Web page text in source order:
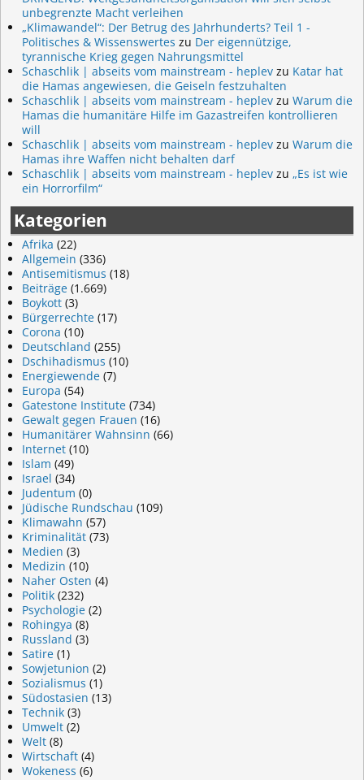
unbegrenzte Macht verleihen
„Klimawandel“: Der Betrug des Jahrhunderts? Teil 1 -
Politisches & Wissenswertes zu Der eigennützige,
tyrannische Krieg gegen Nahrungsmittel
Schaschlik | abseits vom mainstream - heplev zu Katar hat
die Hamas angewiesen, die Geiseln festzuhalten
Schaschlik | abseits vom mainstream - heplev zu Warum die
Hamas die humanitäre Hilfe im Gazastreifen kontrollieren
will
Schaschlik | abseits vom mainstream - heplev zu Warum die
Hamas ihre Waffen nicht behalten darf
Schaschlik | abseits vom mainstream - heplev zu „Es ist wie
ein Horrorfilm“
Kategorien
Afrika (22)
Allgemein (336)
Antisemitismus (18)
Beiträge (1.669)
Boykott (3)
Bürgerrechte (17)
Corona (10)
Deutschland (255)
Dschihadismus (10)
Energiewende (7)
Europa (54)
Gatestone Institute (734)
Gewalt gegen Frauen (16)
Humanitärer Wahnsinn (66)
Internet (10)
Islam (49)
Israel (34)
Judentum (0)
Jüdische Rundschau (109)
Klimawahn (57)
Kriminalität (73)
Medien (3)
Medizin (10)
Naher Osten (4)
Politik (232)
Psychologie (2)
Rohingya (8)
Russland (3)
Satire (1)
Sowjetunion (2)
Sozialismus (1)
Südostasien (13)
Technik (3)
Umwelt (2)
Welt (8)
Wirtschaft (4)
Wokeness (6)